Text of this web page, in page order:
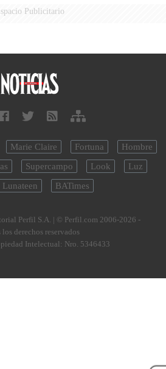
Publicitario
Marie Claire Fortuna
Hombre
Supercampo Look
Luz
Lunateen BATimes
Perfil S.A. | © Perfil.com 2006-2026 -
los derechos reservados
Intelectual: Nro. 5346433